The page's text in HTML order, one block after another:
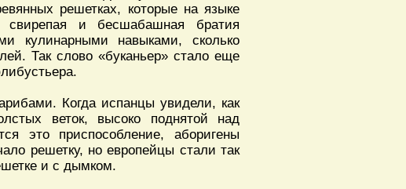
решетках, которые на языке
и бесшабашная братия
кулинарными навыками, сколько
Так слово «буканьер» стало еще
Когда испанцы увидели, как
веток, высоко поднятой над
это приспособление, аборигены
решетку, но европейцы стали так
и с дымком.